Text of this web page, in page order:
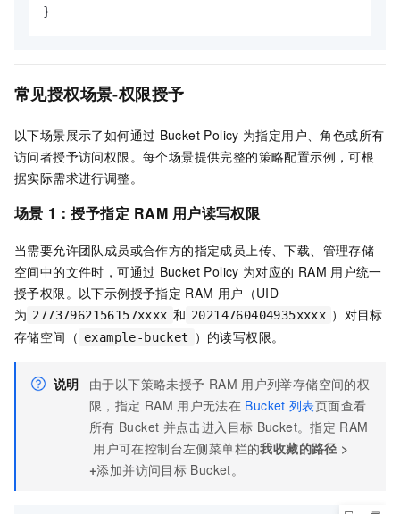
}
常见授权场景-权限授予
以下场景展示了如何通过 Bucket Policy 为指定用户、角色或所有
访问者授予访问权限。每个场景提供完整的策略配置示例，可根
据实际需求进行调整。
场景 1：授予指定 RAM 用户读写权限
当需要允许团队成员或合作方的指定成员上传、下载、管理存储
空间中的文件时，可通过 Bucket Policy 为对应的 RAM 用户统一
授予权限。以下示例授予指定 RAM 用户（UID
为 27737962156157xxxx 和 20214760404935xxxx ）对目标
存储空间（ example-bucket ）的读写权限。
说明 由于以下策略未授予 RAM 用户列举存储空间的权
限，指定 RAM 用户无法在 Bucket 列表页面查看
所有 Bucket 并点击进入目标 Bucket。指定 RAM
用户可在控制台左侧菜单栏的我收藏的路径 >
+添加并访问目标 Bucket。